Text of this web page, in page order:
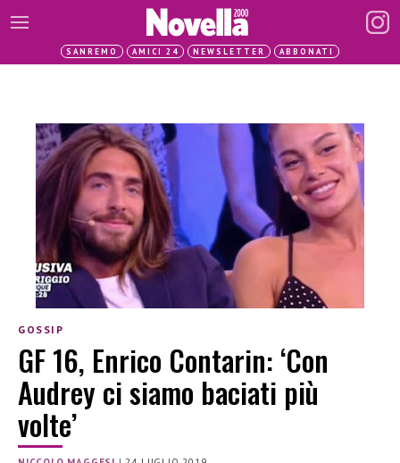
SANREMO AMICI 24 NEWSLETTER ABBONATI
GOSSIP
GF 16, Enrico Contarin: ‘Con
Audrey ci siamo baciati più
volte’